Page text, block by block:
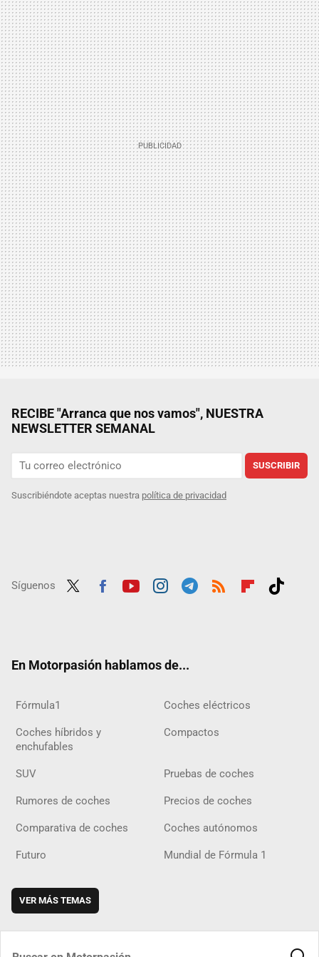
RECIBE "Arranca que nos vamos", NUESTRA
NEWSLETTER SEMANAL
SUSCRIBIR
Suscribiéndote aceptas nuestra política de privacidad
Síguenos
En Motorpasión hablamos de...
Fórmula1 Coches eléctricos
Coches híbridos y
enchufables
Compactos
SUV Pruebas de coches
Rumores de coches Precios de coches
Comparativa de coches Coches autónomos
Futuro Mundial de Fórmula 1
VER MÁS TEMAS